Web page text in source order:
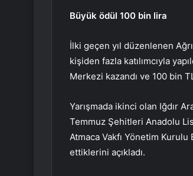
Büyük ödül 100 bin lira
İlki geçen yıl düzenlenen
kişiden fazla katılımcıyla
Merkezi kazandı ve 100 bin
Yarışmada ikinci olan Iğdır
Temmuz Şehitleri Anadolu
Atmaca Vakfı Yönetim
ettiklerini açıkladı.